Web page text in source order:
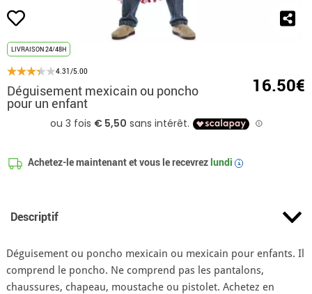
LIVRAISON 24/48H
4.31/5.00
Déguisement mexicain ou poncho
pour un enfant
16.50€
Achetez-le maintenant et vous le recevrezlundi i
Descriptif
Déguisement ou poncho mexicain ou mexicain pour enfants. Il
comprend le poncho. Ne comprend pas les pantalons,
chaussures, chapeau, moustache ou pistolet. Achetez en